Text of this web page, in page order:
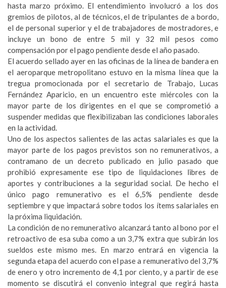
hasta marzo próximo. El entendimiento involucró a los dos
gremios de pilotos, al de técnicos, el de tripulantes de a bordo,
el de personal superior y el de trabajadores de mostradores, e
incluye un bono de entre 5 mil y 32 mil pesos como
compensación por el pago pendiente desde el año pasado.
El acuerdo sellado ayer en las oficinas de la línea de bandera en
el aeroparque metropolitano estuvo en la misma línea que la
tregua promocionada por el secretario de Trabajo, Lucas
Fernández Aparicio, en un encuentro este miércoles con la
mayor parte de los dirigentes en el que se comprometió a
suspender medidas que flexibilizaban las condiciones laborales
en la actividad.
Uno de los aspectos salientes de las actas salariales es que la
mayor parte de los pagos previstos son no remunerativos, a
contramano de un decreto publicado en julio pasado que
prohibió expresamente ese tipo de liquidaciones libres de
aportes y contribuciones a la seguridad social. De hecho el
único pago remunerativo es el 6,5% pendiente desde
septiembre y que impactará sobre todos los ítems salariales en
la próxima liquidación.
La condición de no remunerativo alcanzará tanto al bono por el
retroactivo de esa suba como a un 3,7% extra que subirán los
sueldos este mismo mes. En marzo entrará en vigencia la
segunda etapa del acuerdo con el pase a remunerativo del 3,7%
de enero y otro incremento de 4,1 por ciento, y a partir de ese
momento se discutirá el convenio integral que regirá hasta